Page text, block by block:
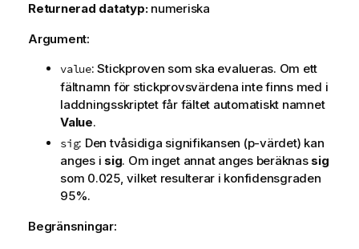
Returnerad datatyp: numeriska
Argument:
value: Stickproven som ska evalueras. Om ett
fältnamn för stickprovsvärdena inte finns med i
laddningsskriptet får fältet automatiskt namnet
Value.
sig: Den tvåsidiga signifikansen (p-värdet) kan
anges i sig. Om inget annat anges beräknas sig
som 0.025, vilket resulterar i konfidensgraden
95%.
Begränsningar: